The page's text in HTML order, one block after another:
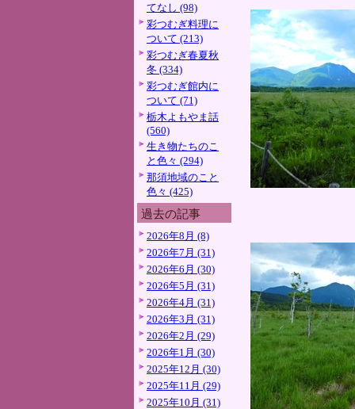
てなし (98)
彩つむぎ料理に
ついて (213)
彩つむぎ春夏秋
冬 (334)
彩つむぎ館内に
ついて (71)
栃木よもやま話
(560)
生き物たちのこ
と色々 (294)
那須地域のこと
色々 (425)
過去の記事
2026年8月 (8)
2026年7月 (31)
2026年6月 (30)
2026年5月 (31)
2026年4月 (31)
2026年3月 (31)
2026年2月 (29)
2026年1月 (30)
2025年12月 (30)
2025年11月 (29)
2025年10月 (31)